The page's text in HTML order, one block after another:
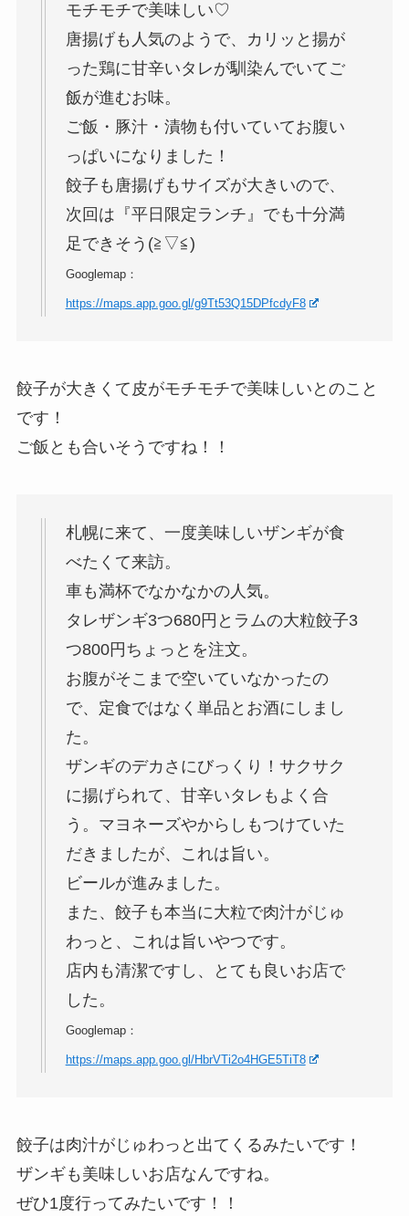
モチモチで美味しい♡
唐揚げも人気のようで、カリッと揚が
った鶏に甘辛いタレが馴染んでいてご
飯が進むお味。
ご飯・豚汁・漬物も付いていてお腹い
っぱいになりました！
餃子も唐揚げもサイズが大きいので、
次回は『平日限定ランチ』でも十分満
足できそう(⁠≧⁠▽⁠≦⁠)
Googlemap：
https://maps.app.goo.gl/g9Tt53Q15DPfcdyF8
餃子が大きくて皮がモチモチで美味しいとのこと
です！
ご飯とも合いそうですね！！
札幌に来て、一度美味しいザンギが食
べたくて来訪。
車も満杯でなかなかの人気。
タレザンギ3つ680円とラムの大粒餃子3
つ800円ちょっとを注文。
お腹がそこまで空いていなかったの
で、定食ではなく単品とお酒にしまし
た。
ザンギのデカさにびっくり！サクサク
に揚げられて、甘辛いタレもよく合
う。マヨネーズやからしもつけていた
だきましたが、これは旨い。
ビールが進みました。
また、餃子も本当に大粒で肉汁がじゅ
わっと、これは旨いやつです。
店内も清潔ですし、とても良いお店で
した。
Googlemap：
https://maps.app.goo.gl/HbrVTi2o4HGE5TiT8
餃子は肉汁がじゅわっと出てくるみたいです！
ザンギも美味しいお店なんですね。
ぜひ1度行ってみたいです！！